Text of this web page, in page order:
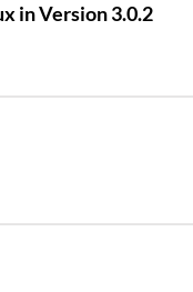
in Version 3.0.2